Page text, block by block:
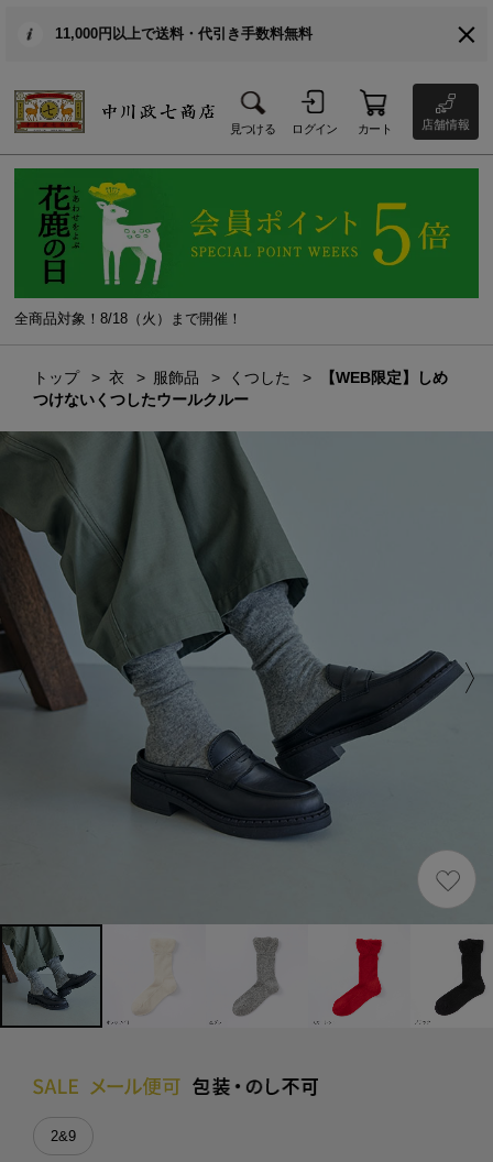
11,000円以上で送料・代引き手数料無料
見つける ログイン カート 店舗情報
全商品対象！8/18（火）まで開催！
トップ 衣 服飾品 くつした
【WEB限定】しめ
つけないくつしたウールクルー
2&9